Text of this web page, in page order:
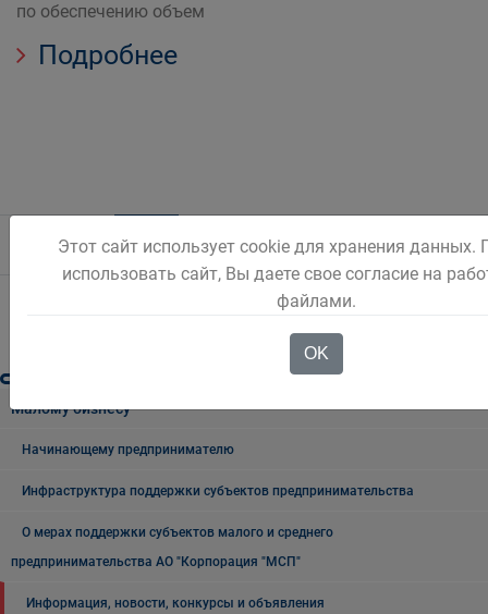
по обеспечению объем
Подробнее
2 3 4 5 6 7 8
Малому бизнесу
Начинающему предпринимателю
Инфраструктура поддержки субъектов предпринимательства
О мерах поддержки субъектов малого и среднего
предпринимательства АО "Корпорация "МСП"
Информация, новости, конкурсы и объявления
Этот сайт использует cookie для хранения данных.
использовать сайт, Вы даете свое согласие на
файлами.
OK